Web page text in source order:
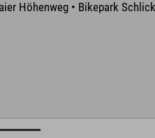
Höhenweg • Bikepark